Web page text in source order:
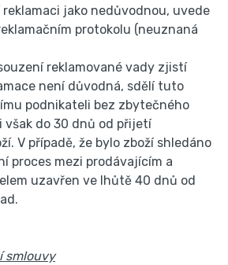
reklamaci jako nedůvodnou, uvede
protokolu (neuznaná
reklamované vady zjistí
není důvodná, sdělí tuto
podnikateli bez zbytečného
však do 30 dnů od přijetí
V případě, že bylo zboží shledáno
proces mezi prodávajícím a
uzavřen ve lhůtě 40 dnů od
smlouvy